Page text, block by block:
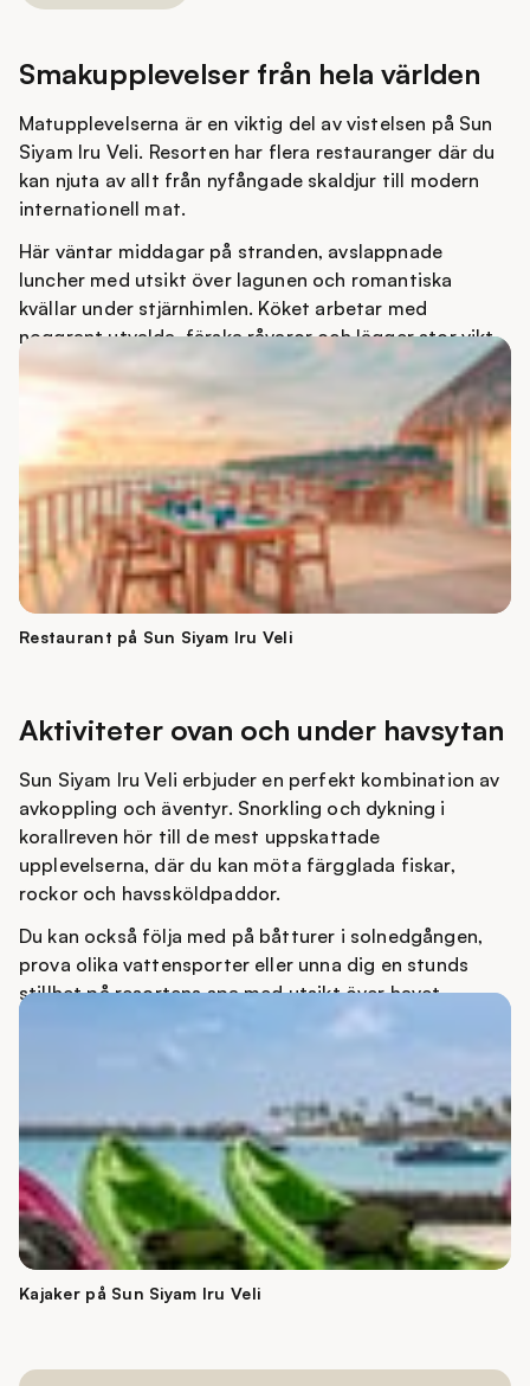
Smakupplevelser från hela världen
Matupplevelserna är en viktig del av vistelsen på Sun
Siyam Iru Veli. Resorten har flera restauranger där du
kan njuta av allt från nyfångade skaldjur till modern
internationell mat.
Här väntar middagar på stranden, avslappnade
luncher med utsikt över lagunen och romantiska
kvällar under stjärnhimlen. Köket arbetar med
noggrant utvalda, färska råvaror och lägger stor vikt
vid både smak och presentation.
Det ger en varierad och upplevelserik matupplevelse
där varje måltid blir något att minnas.
Restaurant på Sun Siyam Iru Veli
Aktiviteter ovan och under havsytan
Sun Siyam Iru Veli erbjuder en perfekt kombination av
avkoppling och äventyr. Snorkling och dykning i
korallreven hör till de mest uppskattade
upplevelserna, där du kan möta färgglada fiskar,
rockor och havssköldpaddor.
Du kan också följa med på båtturer i solnedgången,
prova olika vattensporter eller unna dig en stunds
stillhet på resortens spa med utsikt över havet.
Oavsett om du söker aktivitet eller lugn hittar du
enkelt din egen rytm här.
Kajaker på Sun Siyam Iru Veli